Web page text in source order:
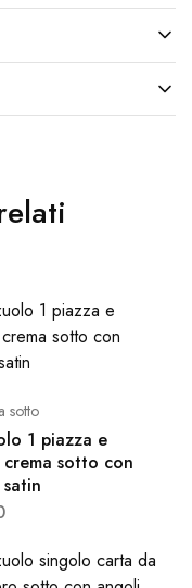
sotto
1 piazza e
crema sotto con